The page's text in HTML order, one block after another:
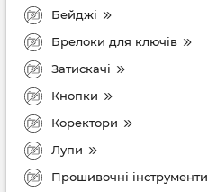
Бейджі
Брелоки для ключів
Затискачі
Кнопки
Коректори
Лупи
Прошивочні інструменти